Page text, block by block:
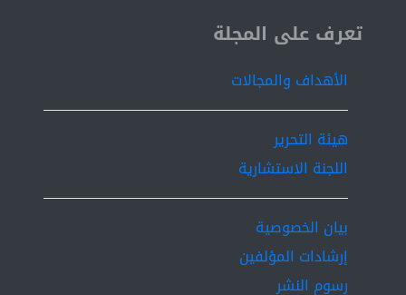
transparency. The study concludes with
recommendations for guiding AI adoption and
enhancing task performance strategies. It also suggests
directions for future research to further develop both AI-
supported techniques and traditional methods...............
Keywords:.......... Artificial Intelligence, Traditional task
management, Machine learning, Task scheduling
ISSN 2519-9854
تعرف على المجلة
الأهداف والمجالات
هيئة التحرير
اللجنة الاستشارية
بيان الخصوصية
إرشادات المؤلفين
رسوم النشر